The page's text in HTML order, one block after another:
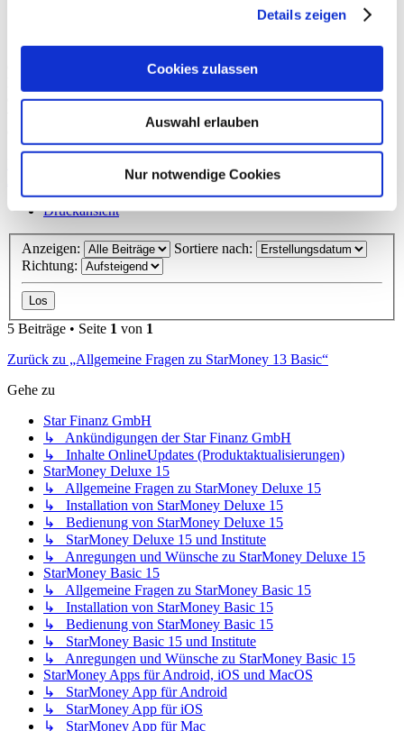
Details zeigen
Cookies zulassen
Auswahl erlauben
Nur notwendige Cookies
Di., 13. Jan 2026
die User sind aber der Meinung, sie wissen was sie löschen und
das gleiche wie bei Antivirenprogramme, anstatt den Standard zu
verwenden, brauchen User unbedingt Drittanbieter-Software die sie
dann selbst nicht bedienen können. Weil installieren und die
Software wird es schon machen ... so ist es eben nicht
Druckansicht
Anzeigen:
Sortiere nach:
Richtung:
5 Beiträge • Seite 1 von 1
Zurück zu „Allgemeine Fragen zu StarMoney 13 Basic“
Gehe zu
Star Finanz GmbH
↳ Ankündigungen der Star Finanz GmbH
↳ Inhalte OnlineUpdates (Produktaktualisierungen)
StarMoney Deluxe 15
↳ Allgemeine Fragen zu StarMoney Deluxe 15
↳ Installation von StarMoney Deluxe 15
↳ Bedienung von StarMoney Deluxe 15
↳ StarMoney Deluxe 15 und Institute
↳ Anregungen und Wünsche zu StarMoney Deluxe 15
StarMoney Basic 15
↳ Allgemeine Fragen zu StarMoney Basic 15
↳ Installation von StarMoney Basic 15
↳ Bedienung von StarMoney Basic 15
↳ StarMoney Basic 15 und Institute
↳ Anregungen und Wünsche zu StarMoney Basic 15
StarMoney Apps für Android, iOS und MacOS
↳ StarMoney App für Android
↳ StarMoney App für iOS
↳ StarMoney App für Mac